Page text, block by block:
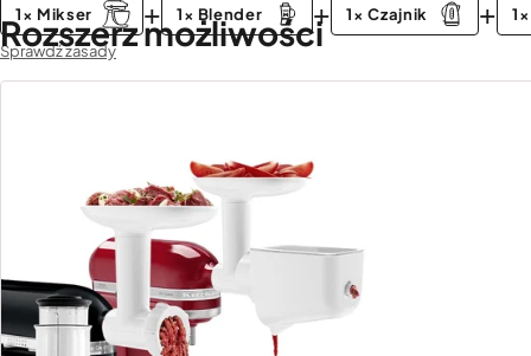
1× Mikser + 1× Blender + 1× Czajnik +
Sprawdź zasady
Rozszerz możliwości